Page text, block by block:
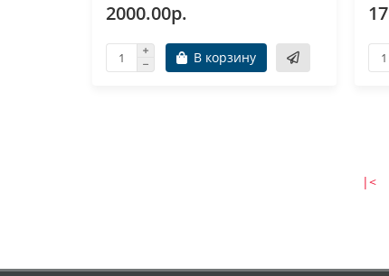
2000.00р.
В корзину
|<